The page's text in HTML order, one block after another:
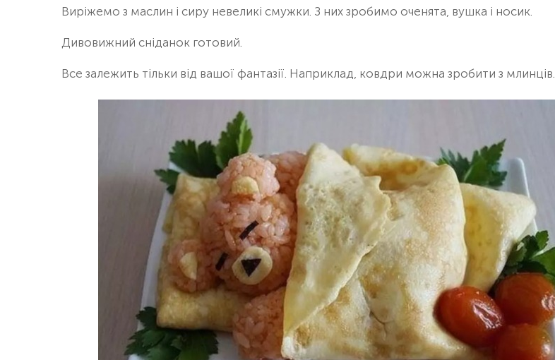
Виріжемо з маслин і сиру невеликі смужки. З них зробимо оченята, вушка і носик.
Дивовижний сніданок готовий.
Все залежить тільки від вашої фантазії. Наприклад, ковдри можна зробити з млинців.